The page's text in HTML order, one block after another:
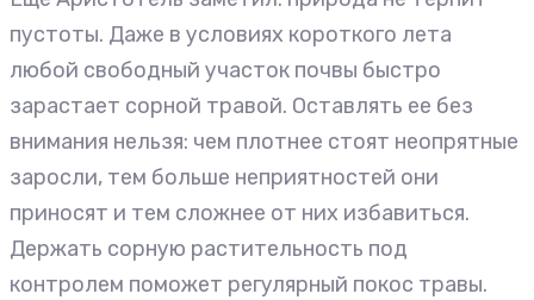
пустоты. Даже в условиях короткого лета
любой свободный участок почвы быстро
зарастает сорной травой. Оставлять ее без
внимания нельзя: чем плотнее стоят неопрятные
заросли, тем больше неприятностей они
приносят и тем сложнее от них избавиться.
Держать сорную растительность под
контролем поможет регулярный покос травы.